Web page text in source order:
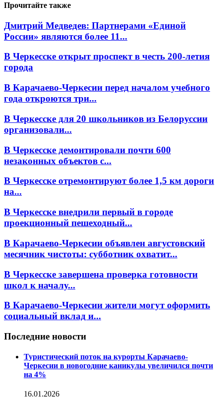
Прочитайте также
Дмитрий Медведев: Партнерами «Единой
России» являются более 11...
В Черкесске открыт проспект в честь 200-летия
города
В Карачаево-Черкесии перед началом учебного
года откроются три...
В Черкесске для 20 школьников из Белоруссии
организовали...
В Черкесске демонтировали почти 600
незаконных объектов с...
В Черкесске отремонтируют более 1,5 км дороги
на...
В Черкесске внедрили первый в городе
проекционный пешеходный...
В Карачаево-Черкесии объявлен августовский
месячник чистоты: субботник охватит...
В Черкесске завершена проверка готовности
школ к началу...
В Карачаево-Черкесии жители могут оформить
социальный вклад и...
Последние новости
Туристический поток на курорты Карачаево-
Черкесии в новогодние каникулы увеличился почти
на 4%
16.01.2026